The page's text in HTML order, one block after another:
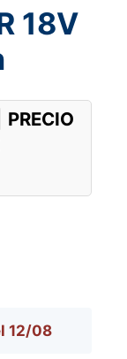
18V
PRECIO
12/08